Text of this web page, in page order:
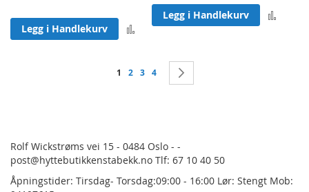
Legg i Handlekurv Legg til sammenligning
Legg i Handlekurv
Side
You're currently reading page
1 Side
2 Side
3 Side
4
Rolf Wickstrøms vei 15 - 0484 Oslo - -
post@hyttebutikkenstabekk.no Tlf: 67 10 40 50
Åpningstider: Tirsdag- Torsdag:09:00 - 16:00 Lør: Stengt Mob: